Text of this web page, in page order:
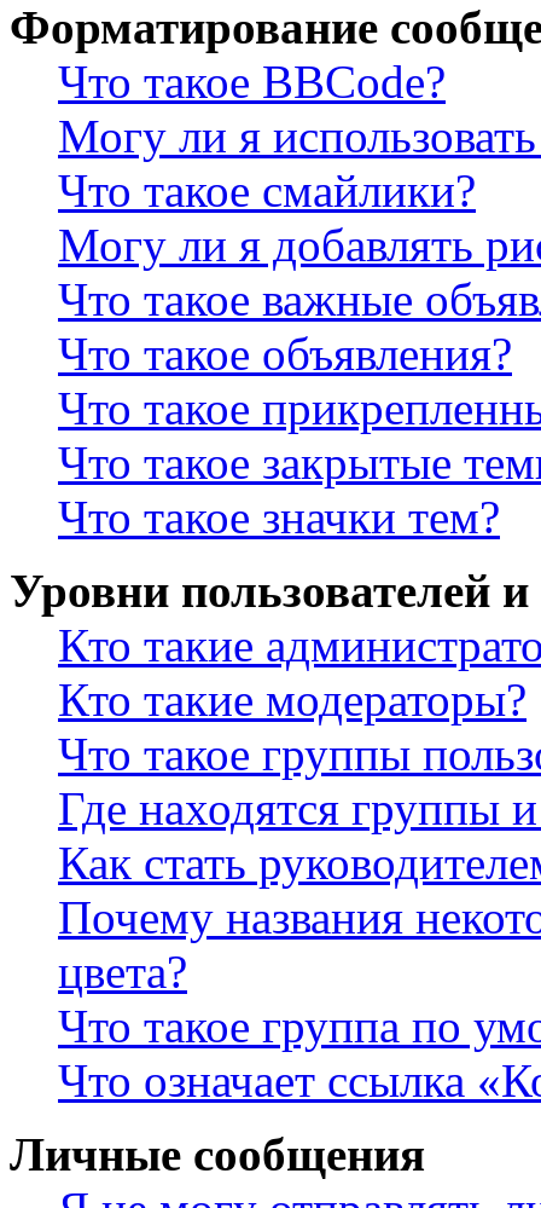
Форматирование
Что такое BBCode?
Могу ли я
Что такое смайлики?
Могу ли я добавлять
Что такое важные
Что такое объявления?
Что такое
Что такое закрытые
Что такое значки тем?
Уровни пользователей
Кто такие
Кто такие модераторы?
Что такое группы
Где находятся группы
Как стать
Почему названия
цвета?
Что такое группа по
Что означает ссылка
Личные сообщения